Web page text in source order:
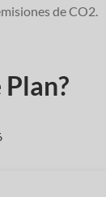
de CO2.